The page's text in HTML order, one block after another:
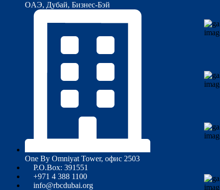
ОAЭ, Дубай, Бизнес-Бэй
One By Omniyat Tower, офис 2503​
P.O.Box: 391551
+971 4 388 1100
info@rbcdubai.org